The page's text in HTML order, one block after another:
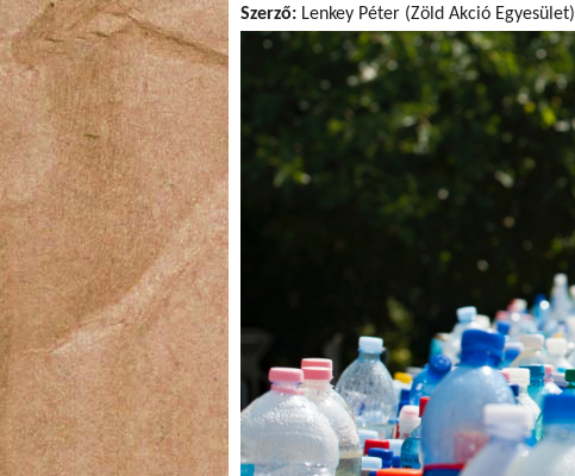
Szerző: Lenkey Péter (Zöld Akció Egyesület)